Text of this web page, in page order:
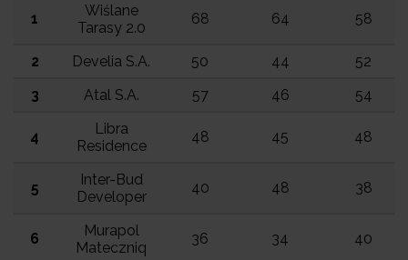
1
Wiślane
Tarasy 2.0
68 64 58
2 Develia S.A. 50 44
52
3
Atal S.A. 57 46 54
4
Libra
Residence
48 45 48
5
Inter-Bud
Developer
40 48 38
6
Murapol
Mateczniq
36 34 40